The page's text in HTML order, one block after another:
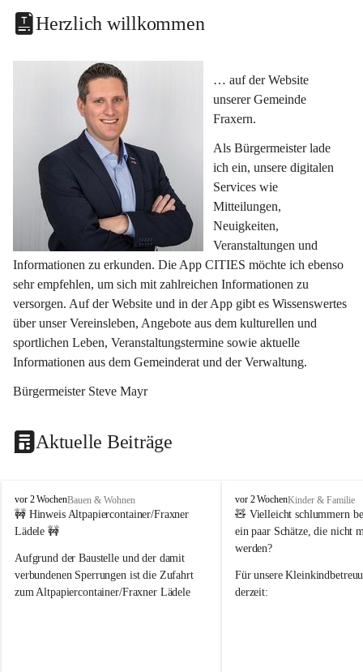
Herzlich willkommen
… auf der Website
unserer Gemeinde
Fraxern.
Als Bürgermeister lade
ich ein, unsere digitalen
Services wie
Mitteilungen,
Neuigkeiten,
Veranstaltungen und
Informationen zu erkunden. Die App CITIES möchte ich ebenso
sehr empfehlen, um sich mit zahlreichen Informationen zu
versorgen. Auf der Website und in der App gibt es Wissenswertes
über unser Vereinsleben, Angebote aus dem kulturellen und
sportlichen Leben, Veranstaltungstermine sowie aktuelle
Informationen aus dem Gemeinderat und der Verwaltung.
Bürgermeister Steve Mayr
Aktuelle Beiträge
F
r
a
e
r
n
vor 2 WochenBauen & Wohnen
🚧 Hinweis Altpapiercontainer/Fraxner
Lädele 🚧
Aufgrund der Baustelle und der damit
verbundenen Sperrungen ist die Zufahrt
zum Altpapiercontainer/Fraxner Lädele
F
r
a
x
r
n
vor 2 WochenKinder & Familie
🧸 Vielleicht schlummern
ein paar Schätze, die nicht
werden?
Für unsere
derzeit: